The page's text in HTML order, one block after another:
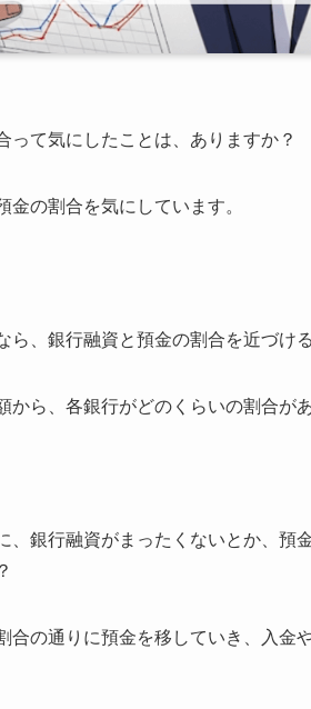
って気にしたことは、ありますか？
金の割合を気にしています。
ら、銀行融資と預金の割合を近づけ
から、各銀行がどのくらいの割合が
、銀行融資がまったくないとか、預
合の通りに預金を移していき、入金